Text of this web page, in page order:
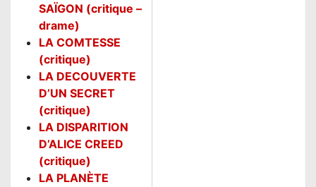
SAÏGON (critique –
drame)
LA COMTESSE
(critique)
LA DECOUVERTE
D’UN SECRET
(critique)
LA DISPARITION
D’ALICE CREED
(critique)
LA PLANÈTE